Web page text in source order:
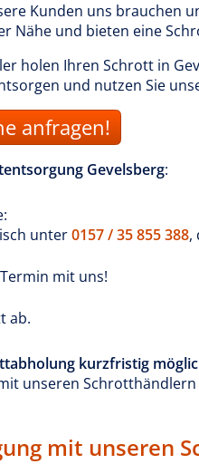
Kunden uns brauchen
Nähe und bieten eine
holen Ihren Schrott in
und nutzen Sie
anfragen!
Gevelsberg:
unter0157 / 35 855 388,
mit uns!
ab.
kurzfristig
unseren
mit unseren